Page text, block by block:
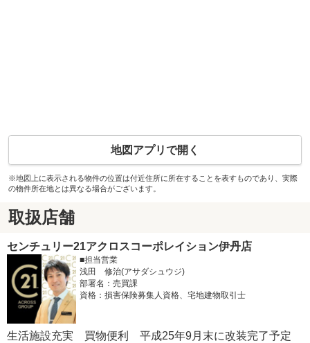
地図アプリで開く
※地図上に表示される物件の位置は付近住所に所在することを表すものであり、実際
の物件所在地とは異なる場合がございます。
取扱店舗
センチュリー21アクロスコーポレイション伊丹店
■担当営業
浅田 修治(アサダシュウジ)
部署名：売買課
資格：損害保険募集人資格、宅地建物取引士
生活施設充実 買物便利 平成25年9月末に改装完了予定